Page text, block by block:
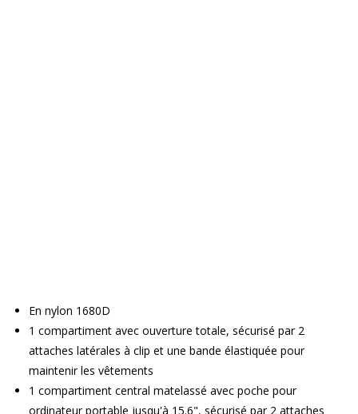
En nylon 1680D
1 compartiment avec ouverture totale, sécurisé par 2
attaches latérales à clip et une bande élastiquée pour
maintenir les vêtements
1 compartiment central matelassé avec poche pour
ordinateur portable jusqu'à 15.6", sécurisé par 2 attaches